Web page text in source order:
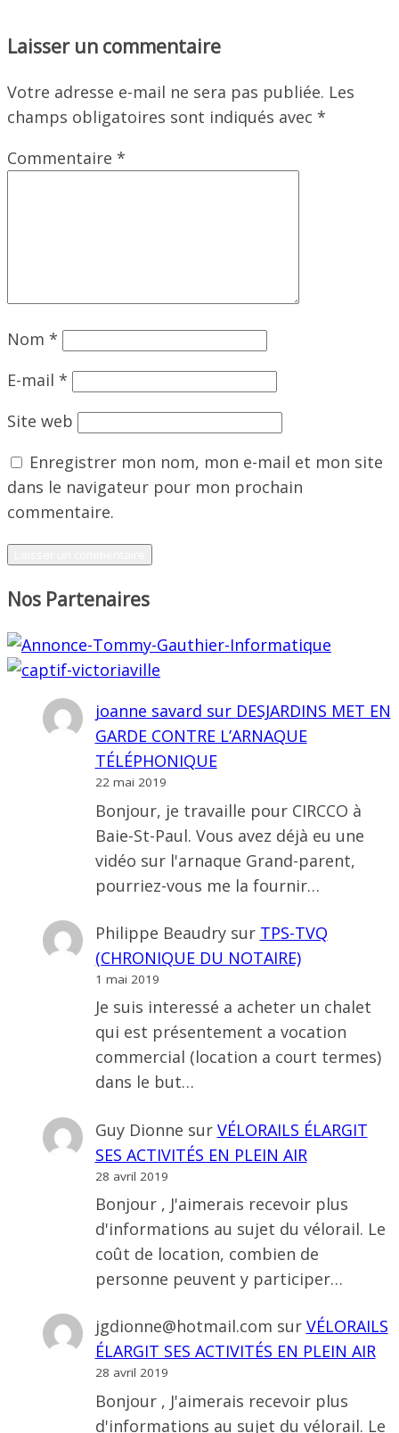
Laisser un commentaire
Votre adresse e-mail ne sera pas publiée. Les
champs obligatoires sont indiqués avec *
Commentaire *
Nom *
E-mail *
Site web
Enregistrer mon nom, mon e-mail et mon site
dans le navigateur pour mon prochain
commentaire.
Nos Partenaires
joanne savard sur DESJARDINS MET EN
GARDE CONTRE L’ARNAQUE
TÉLÉPHONIQUE
22 mai 2019
Bonjour, je travaille pour CIRCCO à
Baie-St-Paul. Vous avez déjà eu une
vidéo sur l'arnaque Grand-parent,
pourriez-vous me la fournir…
Philippe Beaudrysur TPS-TVQ
(CHRONIQUE DU NOTAIRE)
1 mai 2019
Je suis interessé a acheter un chalet
qui est présentement a vocation
commercial (location a court termes)
dans le but…
Guy Dionne sur VÉLORAILS ÉLARGIT
SES ACTIVITÉS EN PLEIN AIR
28 avril 2019
Bonjour , J'aimerais recevoir plus
d'informations au sujet du vélorail. Le
coût de location, combien de
personne peuvent y participer…
jgdionne@hotmail.com sur VÉLORAILS
ÉLARGIT SES ACTIVITÉS EN PLEIN AIR
28 avril 2019
Bonjour , J'aimerais recevoir plus
d'informations au sujet du vélorail. Le